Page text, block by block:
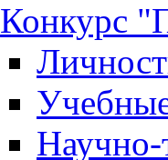
Конкурс
Научно-